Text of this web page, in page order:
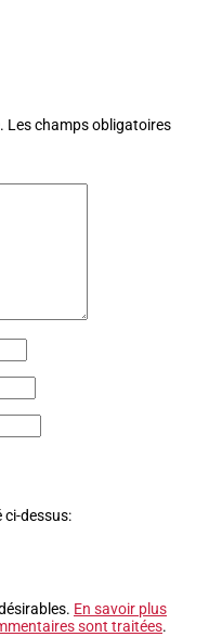
Les champs obligatoires
ci-dessus:
En savoir plus
sont traitées.